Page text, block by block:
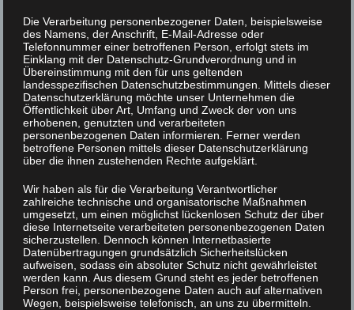
16. April 2026
XLAB Stiftung eröffnet neues
Begegnungszentrum in Göttingen-
Weende
Die Verarbeitung personenbezogener Daten, beispielsweise
des Namens, der Anschrift, E-Mail-Adresse oder
Telefonnummer einer betroffenen Person, erfolgt stets im
Einklang mit der Datenschutz-Grundverordnung und in
Übereinstimmung mit den für uns geltenden
landesspezifischen Datenschutzbestimmungen. Mittels dieser
Datenschutzerklärung möchte unser Unternehmen die
Öffentlichkeit über Art, Umfang und Zweck der von uns
erhobenen, genutzten und verarbeiteten
personenbezogenen Daten informieren. Ferner werden
betroffene Personen mittels dieser Datenschutzerklärung
über die ihnen zustehenden Rechte aufgeklärt.
Wir haben als für die Verarbeitung Verantwortlicher
zahlreiche technische und organisatorische Maßnahmen
umgesetzt, um einen möglichst lückenlosen Schutz der über
diese Internetseite verarbeiteten personenbezogenen Daten
sicherzustellen. Dennoch können Internetbasierte
Datenübertragungen grundsätzlich Sicherheitslücken
aufweisen, sodass ein absoluter Schutz nicht gewährleistet
werden kann. Aus diesem Grund steht es jeder betroffenen
Person frei, personenbezogene Daten auch auf alternativen
Wegen, beispielsweise telefonisch, an uns zu übermitteln.